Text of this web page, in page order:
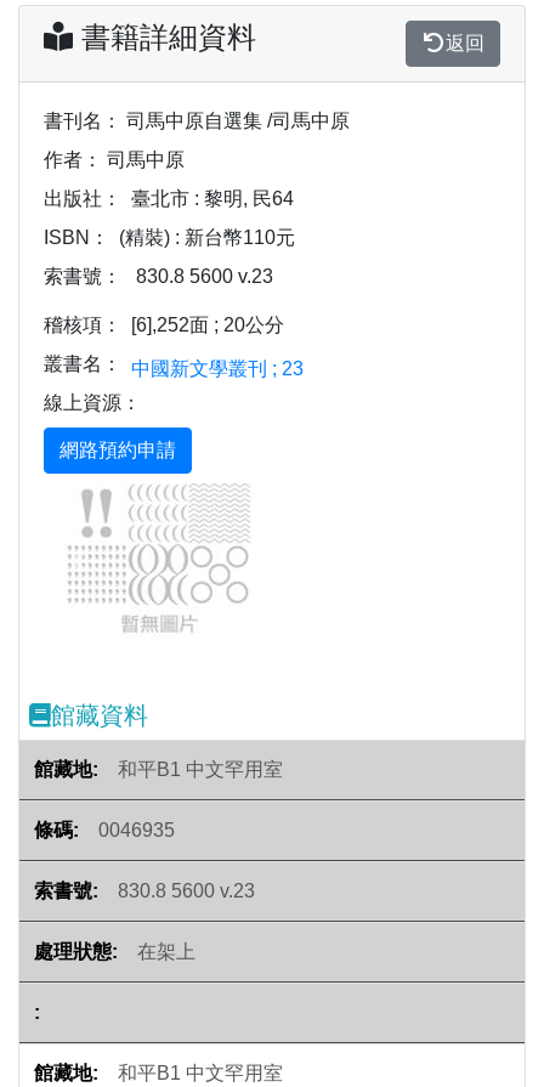
書籍詳細資料 返回
書刊名：
司馬中原自選集 /司馬中原
作者：
司馬中原
出版社：
臺北市 : 黎明, 民64
ISBN：
(精裝) : 新台幣110元
索書號：
830.8 5600 v.23
稽核項：
[6],252面 ; 20公分
叢書名：
中國新文學叢刊 ; 23
線上資源：
Previous
館藏資料
和平B1 中文罕用室
0046935
830.8 5600 v.23
在架上
和平B1 中文罕用室